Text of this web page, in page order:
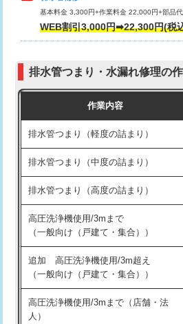
モルタル補修（厚さ10㎝超え）
追加人工
※給水管工事は20mmまでの価格です
交換・取付(排水栓・排水トラップ
交換・取付（その他部品）
持込商品取付（単水栓）
持込商品取付（混合水栓）
持込商品取付（浄水器・分岐水栓）
給水管工事※（ホール加工)
給水管工事※（バンド止め)
給水管工事※（支持金具設置)
給水管工事※（保温材使用（バンド止
め込み）)
給水管工事※（土の掘削・埋め戻し作
業)
基本料金 3,300円+作業料金 22,000円+部品
WEB割引3,000円➡22,300円(税
排水管つまり・水漏れ修理の
作業内容
排水管つまり（軽度の詰まり）
排水管つまり（中度の詰まり）
排水管つまり（高度の詰まり）
高圧洗浄機使用/3mまで
（一般向け（戸建て・集合））
追加 高圧洗浄機使用/3m超え
（一般向け（戸建て・集合））
高圧洗浄機使用/3mまで（店舗・法
人）